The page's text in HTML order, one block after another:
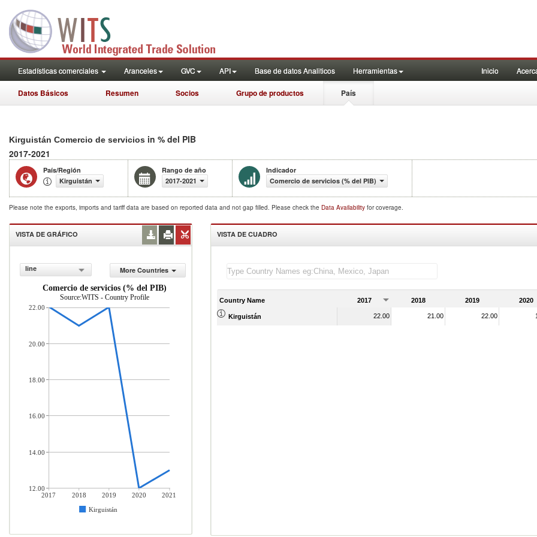
Estadísticas comerciales Aranceles GVC API Base de datos Analiticos Herramientas Inicio
Datos Básicos Resumen Socios Grupo de productos País
Kirguistán Comercio de servicios in % del PIB
2017-2021
País/Región
Kirguistán
Rango de año
2017-2021
Indicador
Comercio de servicios (% del PIB)
Please note the exports, imports and tariff data are based on reported data and not gap filled. Please check the Data Availability for coverage.
VISTA DE GRÁFICO
line
More Countries
Comercio de servicios (% del PIB)
Source:WITS - Country Profile
2017 2018 2019 2020
2021
Kirguistán
22.00
20.00
18.00
16.00
14.00
12.00
VISTA DE CUADRO
Country Name 2017 2018 2019 2020
Kirguistán 22.00 21.00 22.00